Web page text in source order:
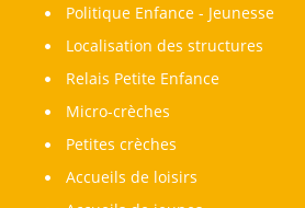
Politique Enfance - Jeunesse
Localisation des structures
Relais Petite Enfance
Micro-crèches
Petites crèches
Accueils de loisirs